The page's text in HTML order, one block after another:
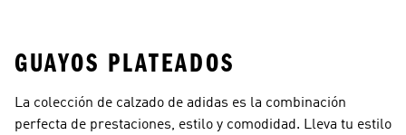
GUAYOS PLATEADOS
La colección de calzado de adidas es la combinación
perfecta de prestaciones, estilo y comodidad. Lleva tu estilo